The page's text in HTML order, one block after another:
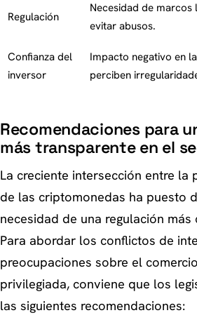
Regulación
Necesidad de
evitar abusos.
Confianza del
inversor
Impacto negativo en
perciben
Recomendaciones para
más transparente en el
La creciente intersección entre la
de las criptomonedas ha puesto
necesidad de una regulación
Para abordar los conflictos de
preocupaciones sobre el
privilegiada, conviene que los
las siguientes recomendaciones: